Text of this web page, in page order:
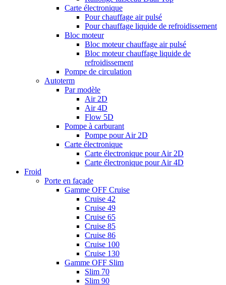
Carte électronique
Pour chauffage air pulsé
Pour chauffage liquide de refroidissement
Bloc moteur
Bloc moteur chauffage air pulsé
Bloc moteur chauffage liquide de
refroidissement
Pompe de circulation
Autoterm
Par modèle
Air 2D
Air 4D
Flow 5D
Pompe à carburant
Pompe pour Air 2D
Carte électronique
Carte électronique pour Air 2D
Carte électronique pour Air 4D
Froid
Porte en façade
Gamme OFF Cruise
Cruise 42
Cruise 49
Cruise 65
Cruise 85
Cruise 86
Cruise 100
Cruise 130
Gamme OFF Slim
Slim 70
Slim 90